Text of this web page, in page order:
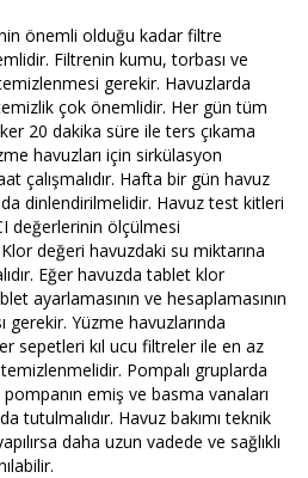
önemli olduğu kadar filtre
Filtrenin kumu, torbası ve
gerekir. Havuzlarda
çok önemlidir. Her gün tüm
20 dakika süre ile ters çıkama
havuzları için sirkülasyon
çalışmalıdır. Hafta bir gün havuz
dinlendirilmelidir. Havuz test kitleri
değerlerinin ölçülmesi
değeri havuzdaki su miktarına
Eğer havuzda tablet klor
ayarlamasının ve hesaplamasının
gerekir. Yüzme havuzlarında
sepetleri kıl ucu filtreler ile en az
Pompalı gruplarda
pompanın emiş ve basma vanaları
tutulmalıdır. Havuz bakımı teknik
daha uzun vadede ve sağlıklı